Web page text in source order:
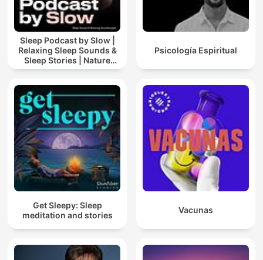
Sleep Podcast by Slow |
Relaxing Sleep Sounds &
Sleep Stories | Nature
Sound For Sleep | ASMR
Psicología Espiritual
Get Sleepy: Sleep
meditation and stories
Vacunas